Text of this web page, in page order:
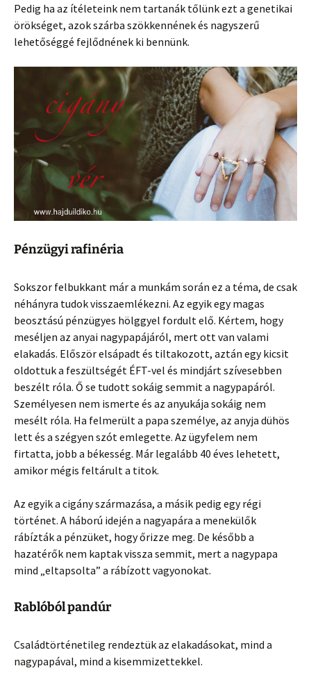
Pedig ha az ítéleteink nem tartanák tőlünk ezt a genetikai
örökséget, azok szárba szökkennének és nagyszerű
lehetőséggé fejlődnének ki bennünk.
Pénzügyi rafinéria
Sokszor felbukkant már a munkám során ez a téma, de csak
néhányra tudok visszaemlékezni. Az egyik egy magas
beosztású pénzügyes hölggyel fordult elő. Kértem, hogy
meséljen az anyai nagypapájáról, mert ott van valami
elakadás. Először elsápadt és tiltakozott, aztán egy kicsit
oldottuk a feszültségét ÉFT-vel és mindjárt szívesebben
beszélt róla. Ő se tudott sokáig semmit a nagypapáról.
Személyesen nem ismerte és az anyukája sokáig nem
mesélt róla. Ha felmerült a papa személye, az anyja dühös
lett és a szégyen szót emlegette. Az ügyfelem nem
firtatta, jobb a békesség. Már legalább 40 éves lehetett,
amikor mégis feltárult a titok.
Az egyik a cigány származása, a másik pedig egy régi
történet. A háború idején a nagyapára a menekülők
rábízták a pénzüket, hogy őrizze meg. De később a
hazatérők nem kaptak vissza semmit, mert a nagypapa
mind „eltapsolta” a rábízott vagyonokat.
Rablóból pandúr
Családtörténetileg rendeztük az elakadásokat, mind a
nagypapával, mind a kisemmizettekkel.